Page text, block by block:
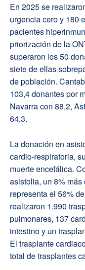
En 2025 se
urgencia cero y 180
pacientes
priorización de la
superaron los 50
siete de ellas
de población.
103,4 donantes por
Navarra con 88,2,
64,3.
La donación en
cardio-respiratoria,
muerte encefálica.
asistolia, un 8%
representa el 56%
realizaron 1.990
pulmonares, 137
intestino y un
El trasplante
total de trasplantes